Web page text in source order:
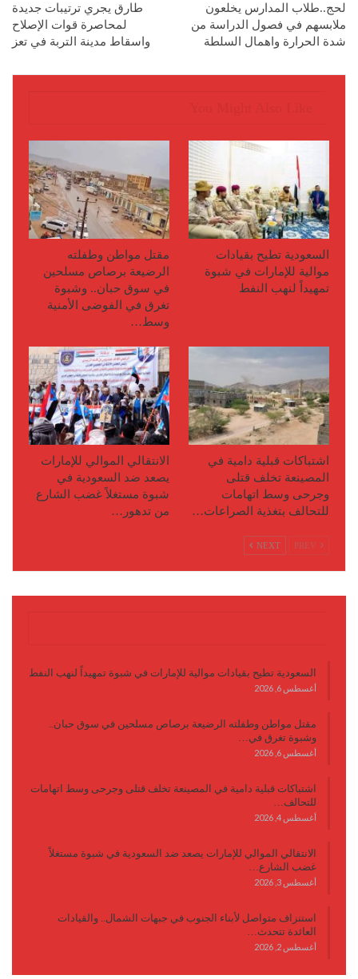
لحج..طلاب المدارس يخلعون
ملابسهم في فصول الدراسة من
شدة الحرارة واهمال السلطة
طارق يجري ترتيبات جديدة
لمحاصرة قوات الإصلاح
واسقاط مدينة التربة في تعز
السعودية تطيح بقيادات
موالية للإمارات في شبوة
تمهيداً لنهب النفط
مقتل مواطن وطفلته
الرضيعة برصاص مسلحين
في سوق حبان.. وشبوة
تغرق في الفوضى الأمنية
وسط…
اشتباكات قبلية دامية في
المصينعة تخلف قتلى
وجرحى وسط اتهامات
للتحالف بتغذية الصراعات…
الانتقالي الموالي للإمارات
يصعد ضد السعودية في
شبوة مستغلاً غضب الشارع
من تدهور…
NEXT
السعودية تطيح بقيادات موالية للإمارات في شبوة تمهيداً لنهب النفط
أغسطس 6, 2026
مقتل مواطن وطفلته الرضيعة برصاص مسلحين في سوق حبان..
وشبوة تغرق في…
أغسطس 6, 2026
اشتباكات قبلية دامية في المصينعة تخلف قتلى وجرحى وسط اتهامات
للتحالف…
أغسطس 4, 2026
الانتقالي الموالي للإمارات يصعد ضد السعودية في شبوة مستغلاً
غضب الشارع…
أغسطس 3, 2026
استنزاف متواصل لأبناء الجنوب في جبهات الشمال.. والقيادات
العائدة تتحدث…
أغسطس 2, 2026